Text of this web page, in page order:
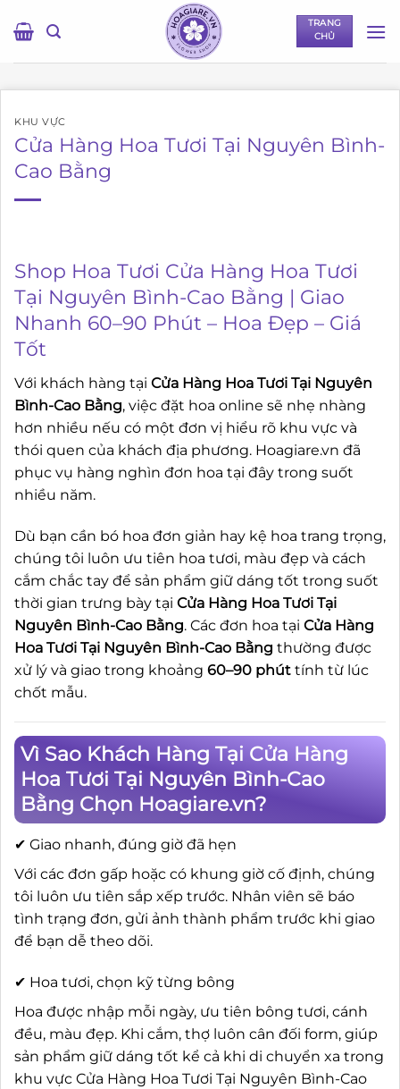
qua
TRANG
CHỦ
KHU VỰC
Cửa Hàng Hoa Tươi Tại Nguyên Bình-
Cao Bằng
Shop Hoa Tươi Cửa Hàng Hoa Tươi
Tại Nguyên Bình-Cao Bằng | Giao
Nhanh 60–90 Phút – Hoa Đẹp – Giá
Tốt
Với khách hàng tại Cửa Hàng Hoa Tươi Tại Nguyên
Bình-Cao Bằng, việc đặt hoa online sẽ nhẹ nhàng
hơn nhiều nếu có một đơn vị hiểu rõ khu vực và
thói quen của khách địa phương. Hoagiare.vn đã
phục vụ hàng nghìn đơn hoa tại đây trong suốt
nhiều năm.
Dù bạn cần bó hoa đơn giản hay kệ hoa trang trọng,
chúng tôi luôn ưu tiên hoa tươi, màu đẹp và cách
cắm chắc tay để sản phẩm giữ dáng tốt trong suốt
thời gian trưng bày tại Cửa Hàng Hoa Tươi Tại
Nguyên Bình-Cao Bằng. Các đơn hoa tại Cửa Hàng
Hoa Tươi Tại Nguyên Bình-Cao Bằng thường được
xử lý và giao trong khoảng 60–90 phút tính từ lúc
chốt mẫu.
Vì Sao Khách Hàng Tại Cửa Hàng
Hoa Tươi Tại Nguyên Bình-Cao
Bằng Chọn Hoagiare.vn?
✔ Giao nhanh, đúng giờ đã hẹn
Với các đơn gấp hoặc có khung giờ cố định, chúng
tôi luôn ưu tiên sắp xếp trước. Nhân viên sẽ báo
tình trạng đơn, gửi ảnh thành phẩm trước khi giao
để bạn dễ theo dõi.
✔ Hoa tươi, chọn kỹ từng bông
Hoa được nhập mỗi ngày, ưu tiên bông tươi, cánh
đều, màu đẹp. Khi cắm, thợ luôn cân đối form, giúp
sản phẩm giữ dáng tốt kể cả khi di chuyển xa trong
khu vực Cửa Hàng Hoa Tươi Tại Nguyên Bình-Cao